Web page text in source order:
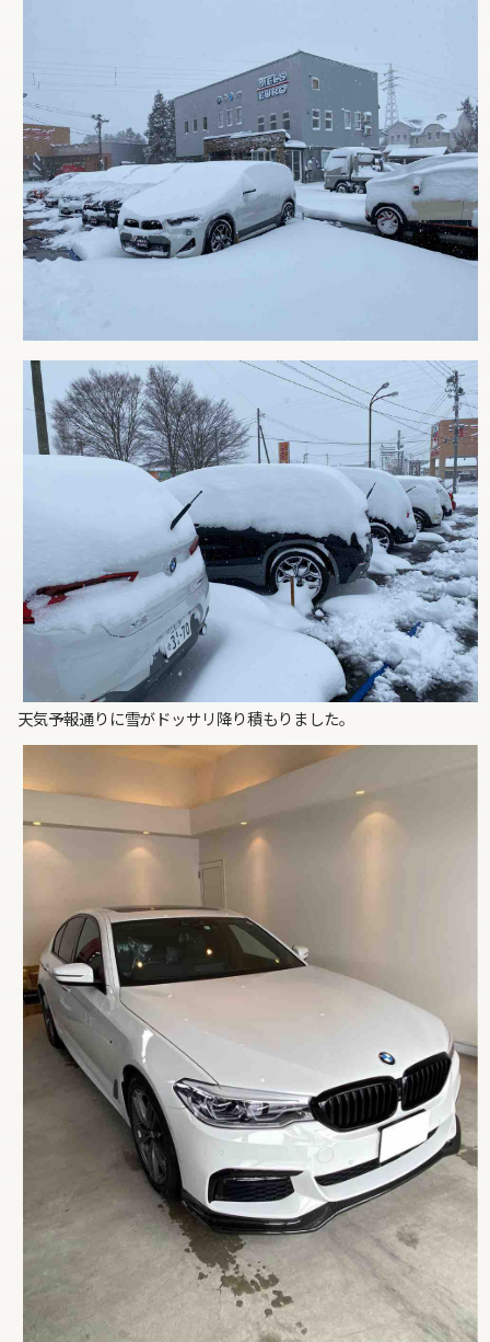
天気予報通りに雪がドッサリ降り積もりました。